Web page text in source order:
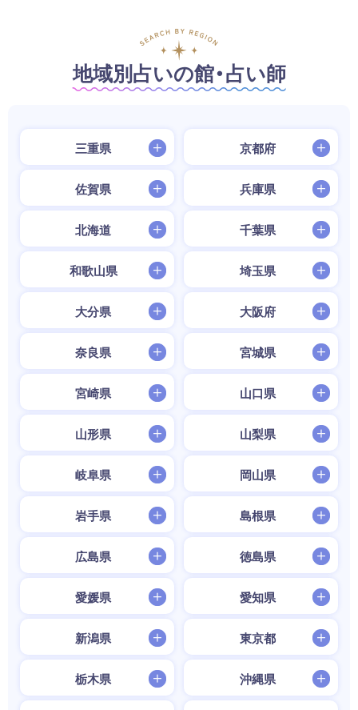
地域別占いの館・占い師
三重県 京都府
佐賀県 兵庫県
北海道 千葉県
和歌山県 埼玉県
大分県 大阪府
奈良県 宮城県
宮崎県 山口県
山形県 山梨県
岐阜県 岡山県
岩手県 島根県
広島県 徳島県
愛媛県 愛知県
新潟県 東京都
栃木県 沖縄県